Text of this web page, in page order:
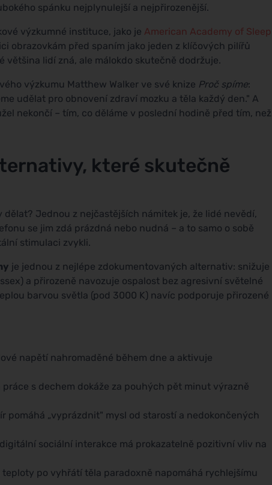
spánku nejplynulejší a nejpřirozenější.
výzkumné instituce, jako je American Academy of Sleep
obrazovkám před spaním jako jeden z klíčových pilířů
většina lidí zná, ale málokdo skutečně dodržuje.
výzkumu Matthew Walker ve své knize Proč spíme:
udělat pro obnovení zdraví mozku a těla každý den." A
nekončí – tím, co děláme v poslední hodině před tím, než
které skutečně
Jednou z nejčastějších námitek je, že lidé nevědí,
se jim zdá prázdná nebo nudná – a to samo o sobě
stimulaci zvykli.
je jednou z nejlépe zdokumentovaných alternativ: snižuje
a přirozeně navozuje ospalost bez agresivní světelné
barvou světla (pod 3000 K) navíc podporuje přirozené
napětí nahromaděné během dne a aktivuje
práce s dechem dokáže za pouhých pět minut výrazně
pomáhá „vyprázdnit" mysl od starostí a nedokončených
sociální interakce má prokazatelně pozitivní vliv na
teploty po vyhřátí těla paradoxně napomáhá rychlejšímu